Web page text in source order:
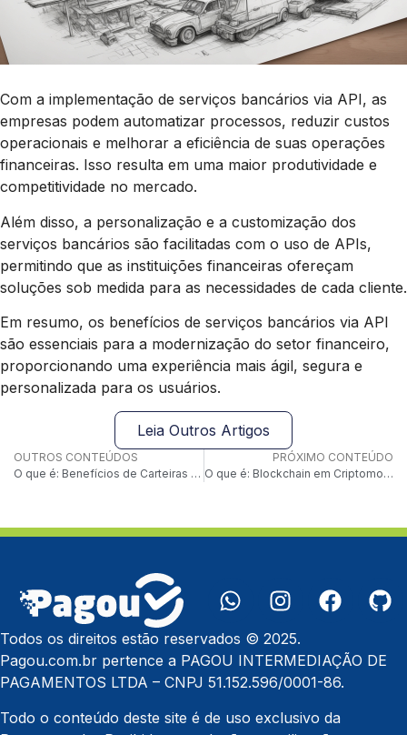
Com a implementação de serviços bancários via API, as
empresas podem automatizar processos, reduzir custos
operacionais e melhorar a eficiência de suas operações
financeiras. Isso resulta em uma maior produtividade e
competitividade no mercado.
Além disso, a personalização e a customização dos
serviços bancários são facilitadas com o uso de APIs,
permitindo que as instituições financeiras ofereçam
soluções sob medida para as necessidades de cada cliente.
Em resumo, os benefícios de serviços bancários via API
são essenciais para a modernização do setor financeiro,
proporcionando uma experiência mais ágil, segura e
personalizada para os usuários.
Leia Outros Artigos
OUTROS CONTEÚDOS
O que é: Benefícios de Carteiras Digitais
PRÓXIMO CONTEÚDO
O que é: Blockchain em Criptomoedas
Todos os direitos estão reservados © 2025.
Pagou.com.br pertence a PAGOU INTERMEDIAÇÃO DE
PAGAMENTOS LTDA – CNPJ 51.152.596/0001-86.
Todo o conteúdo deste site é de uso exclusivo da